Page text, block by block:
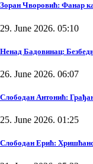
Зоран Чворовић: Фанар
29. June 2026. 05:10
Ненад Бадовинац:
26. June 2026. 06:07
Слободан Антонић:
25. June 2026. 01:25
Слободан Ерић: